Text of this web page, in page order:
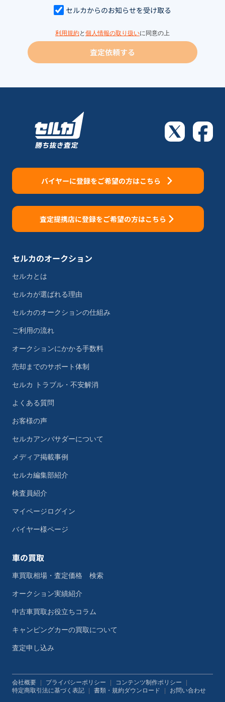
セルカからのお知らせを受け取る
利用規約と 個人情報の取り扱いに同意の上
査定依頼する
バイヤーに登録をご希望の方はこちら
査定提携店に登録をご希望の方はこちら
セルカのオークション
セルカとは
セルカが選ばれる理由
セルカのオークションの仕組み
ご利用の流れ
オークションにかかる手数料
売却までのサポート体制
セルカ トラブル・不安解消
よくある質問
お客様の声
セルカアンバサダーについて
メディア掲載事例
セルカ編集部紹介
検査員紹介
マイページログイン
バイヤー様ページ
車の買取
車買取相場・査定価格 検索
オークション実績紹介
中古車買取お役立ちコラム
キャンピングカーの買取について
査定申し込み
会社概要 プライバシーポリシー コンテンツ制作ポリシー
特定商取引法に基づく表記
書類・規約ダウンロード お問い合わせ